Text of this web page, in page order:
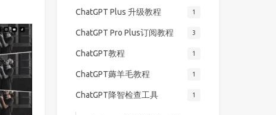
ChatGPT Plus 升级教程 1
ChatGPT Pro Plus订阅教程 3
ChatGPT教程 1
ChatGPT薅羊毛教程 1
ChatGPT降智检查工具 1